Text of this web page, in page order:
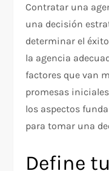
Contratar una
una decisión
determinar el
la agencia
factores que van
promesas
los aspectos
para tomar una
Define